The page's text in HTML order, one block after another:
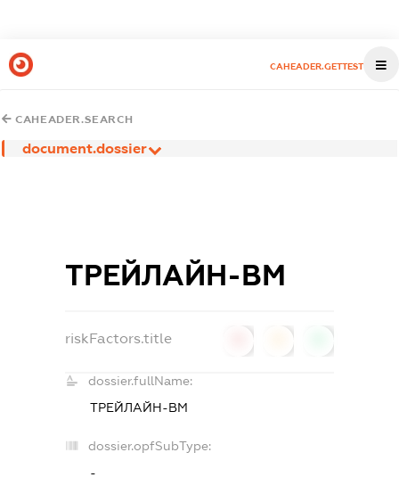
CAHEADER.GETTEST
CAHEADER.SEARCH
document.dossier
ТРЕЙЛАЙН-ВМ
riskFactors.title
dossier.fullName:
ТРЕЙЛАЙН-ВМ
dossier.opfSubType:
-